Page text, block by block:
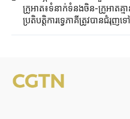
ក្រូអាត៖ទំនាក់ទំនងចិន-ក្រូអាតគ្
ប្រតិបត្តិការទ្វេភាគីត្រូវបានជំ